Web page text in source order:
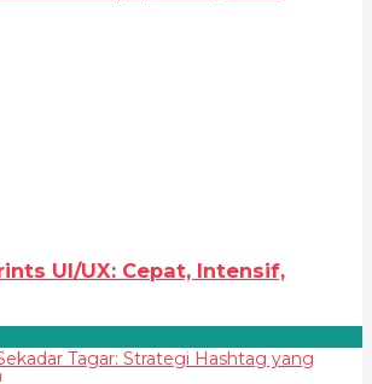
UI/UX: Cepat, Intensif,